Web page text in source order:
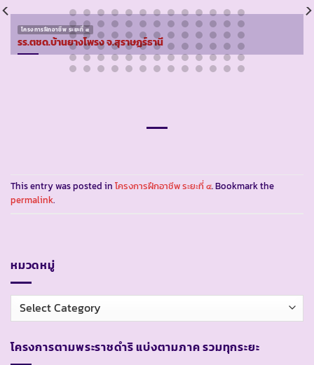
โครงการฝึกอาชีพ ระยะที่ ๔
รร.ตชด.บ้านยางโพรง จ.สุราษฏร์ธานี
This entry was posted in โครงการฝึกอาชีพ ระยะที่ ๔. Bookmark the
permalink.
หมวดหมู่
หมวด
หมู่
โครงการตามพระราชดำริ แบ่งตามภาค รวมทุกระยะ